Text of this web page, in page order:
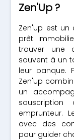
Zen'Up ?
Zen'Up est
prêt
trouver une
souvent à un
leur banque.
Zen'Up
un
souscription
emprunteur.
avec des
pour guider